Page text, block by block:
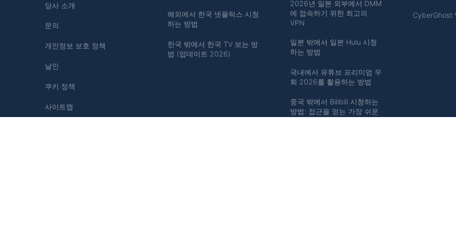
당사 소개
문의
개인정보 보호 정책
날인
쿠키 정책
사이트맵
해외에서 한국 넷플릭스 시청
하는 방법
한국 밖에서 한국 TV 보는 방
법 (업데이트 2026)
2026년 일본 외부에서 DMM
에 접속하기 위한 최고의
VPN
일본 밖에서 일본 Hulu 시청
하는 방법
국내에서 유튜브 프리미엄 우
회 2026를 활용하는 방법
중국 밖에서 Bilibili 시청하는
방법: 접근을 얻는 가장 쉬운
CyberGhost